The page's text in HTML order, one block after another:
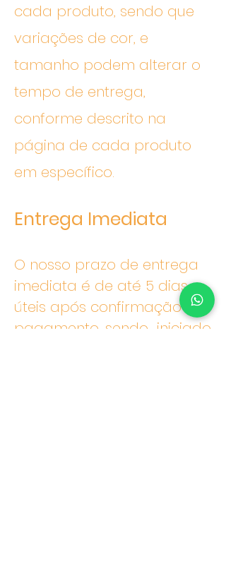
cada produto, sendo que
variações de cor, e
tamanho podem alterar o
tempo de entrega,
conforme descrito na
página de cada produto
em específico.
Entrega Imediata
O nosso prazo de entrega
imediata é de até 5 dias
úteis após confirmação de
pagamento, sendo iniciado